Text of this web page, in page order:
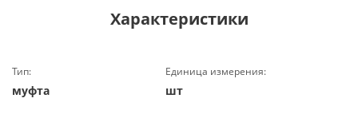
Характеристики
Тип:
муфта
Единица измерения:
шт